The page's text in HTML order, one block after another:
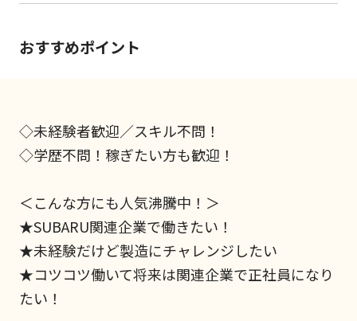
おすすめポイント
◇未経験者歓迎／スキル不問！
◇学歴不問！稼ぎたい方も歓迎！
＜こんな方にも人気沸騰中！＞
★SUBARU関連企業で働きたい！
★未経験だけど製造にチャレンジしたい
★コツコツ働いて将来は関連企業で正社員になり
たい！